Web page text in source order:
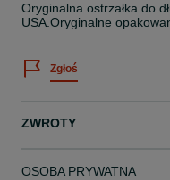
Oryginalna ostrzałka do
USA.Oryginalne
Zgłoś
ZWROTY
OSOBA PRYWATNA